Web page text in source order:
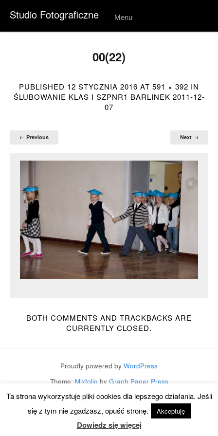
Studio Fotograficzne Menu
Skip to
00(22)
PUBLISHED 12 STYCZNIA 2016 AT 591 × 392 IN
ŚLUBOWANIE KLAS I SZPNR1 BARLINEK 2011-12-
07
← Previous Next →
BOTH COMMENTS AND TRACKBACKS ARE
CURRENTLY CLOSED.
Proudly powered by WordPress
Theme: Mixfolio by Graph Paper Press
Ta strona wykorzystuje pliki cookies dla lepszego działania. Jeśli
się z tym nie zgadzasz, opuść stronę.
Akceptuję
Dowiedz się więcej